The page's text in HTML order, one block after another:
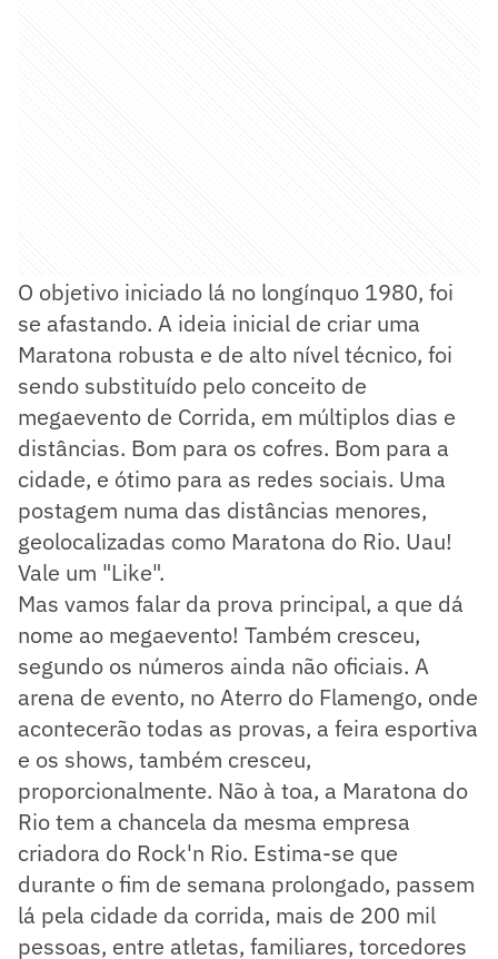
O objetivo iniciado lá no longínquo 1980, foi
se afastando. A ideia inicial de criar uma
Maratona robusta e de alto nível técnico, foi
sendo substituído pelo conceito de
megaevento de Corrida, em múltiplos dias e
distâncias. Bom para os cofres. Bom para a
cidade, e ótimo para as redes sociais. Uma
postagem numa das distâncias menores,
geolocalizadas como Maratona do Rio. Uau!
Vale um "Like".
Mas vamos falar da prova principal, a que dá
nome ao megaevento! Também cresceu,
segundo os números ainda não oficiais. A
arena de evento, no Aterro do Flamengo, onde
acontecerão todas as provas, a feira esportiva
e os shows, também cresceu,
proporcionalmente. Não à toa, a Maratona do
Rio tem a chancela da mesma empresa
criadora do Rock'n Rio. Estima-se que
durante o fim de semana prolongado, passem
lá pela cidade da corrida, mais de 200 mil
pessoas, entre atletas, familiares, torcedores